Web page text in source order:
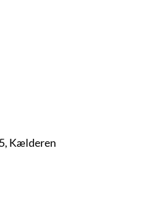
Kælderen